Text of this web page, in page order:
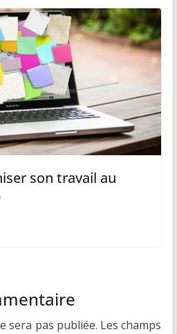
obtenir cette
:
RENDEZ-
ICI
son travail au
sera pas publiée. Les champs